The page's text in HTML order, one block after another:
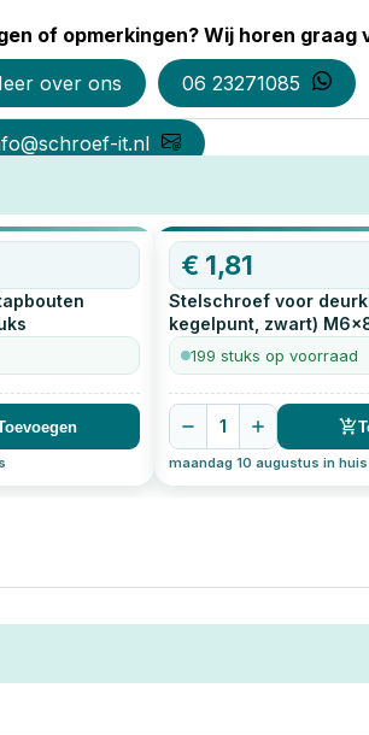
of opmerkingen? Wij horen graag
over ons
06 23271085
it.nl
€ 1,81
Stelschroef voor
kegelpunt, zwart)
199 stuks op voorraad
1
maandag 10 augustus in huis